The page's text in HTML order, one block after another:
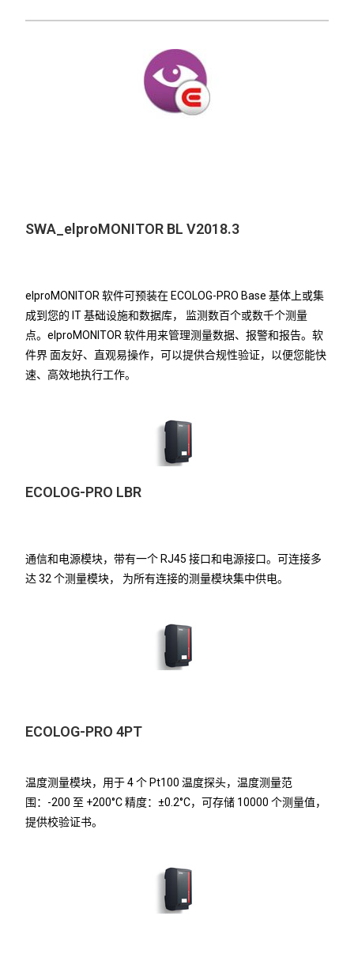
SWA_elproMONITOR BL V2018.3
elproMONITOR 软件可预装在 ECOLOG-PRO Base 基体上或集
成到您的 IT 基础设施和数据库， 监测数百个或数千个测量
点。elproMONITOR 软件用来管理测量数据、报警和报告。软
件界 面友好、直观易操作，可以提供合规性验证，以便您能快
速、高效地执行工作。
ECOLOG-PRO LBR
通信和电源模块，带有一个 RJ45 接口和电源接口。可连接多
达 32 个测量模块， 为所有连接的测量模块集中供电。
ECOLOG-PRO 4PT
温度测量模块，用于 4 个 Pt100 温度探头，温度测量范
围：-200 至 +200°C 精度：±0.2°C，可存储 10000 个测量值，
提供校验证书。